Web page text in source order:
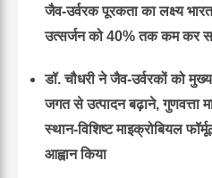
जैव-उर्वरक पूरकता का लक्ष्य
उत्सर्जन को 40% तक कम कर
डॉ. चौधरी ने जैव-उर्वरकों को
जगत से उत्पादन बढ़ाने,
स्थान-विशिष्ट माइक्रोबियल
आह्वान किया